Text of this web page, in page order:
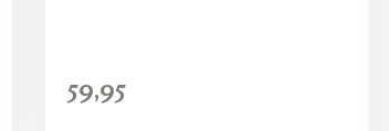
59,95